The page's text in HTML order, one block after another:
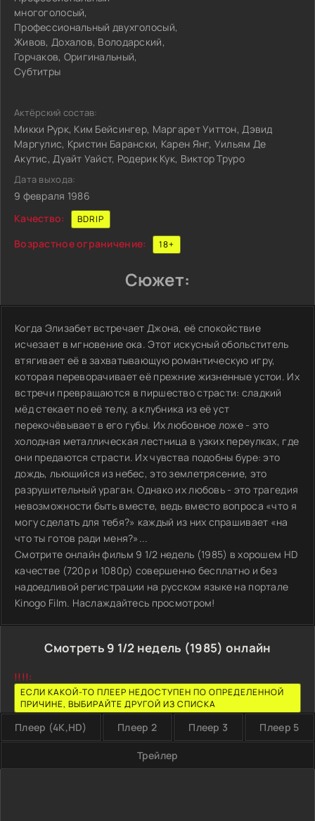
многоголосый,
Профессиональный двухголосый,
Живов, Дохалов, Володарский,
Горчаков, Оригинальный,
Субтитры
Актёрский состав:
Микки Рурк, Ким Бейсингер, Маргарет Уиттон, Дэвид
Маргулис, Кристин Барански, Карен Янг, Уильям Де
Акутис, Дуайт Уайст, Родерик Кук, Виктор Труро
Дата выхода:
9 февраля 1986
Качество:
BDRIP
Возрастное ограничение: 18+
Сюжет:
Когда Элизабет встречает Джона, её спокойствие
исчезает в мгновение ока. Этот искусный обольститель
втягивает её в захватывающую романтическую игру,
которая переворачивает её прежние жизненные устои. Их
встречи превращаются в пиршество страсти: сладкий
мёд стекает по её телу, а клубника из её уст
перекочёвывает в его губы. Их любовное ложе - это
холодная металлическая лестница в узких переулках, где
они предаются страсти. Их чувства подобны буре: это
дождь, льющийся из небес, это землетрясение, это
разрушительный ураган. Однако их любовь - это трагедия
невозможности быть вместе, ведь вместо вопроса «что я
могу сделать для тебя?» каждый из них спрашивает «на
что ты готов ради меня?»...
Смотрите онлайн фильм 9 1/2 недель (1985) в хорошем HD
качестве (720p и 1080p) совершенно бесплатно и без
надоедливой регистрации на русском языке на портале
Kinogo Film. Наслаждайтесь просмотром!
Смотреть 9 1/2 недель (1985) онлайн
!!!!:
ЕСЛИ КАКОЙ-ТО ПЛЕЕР НЕДОСТУПЕН ПО ОПРЕДЕЛЕННОЙ
ПРИЧИНЕ, ВЫБИРАЙТЕ ДРУГОЙ ИЗ СПИСКА
Плеер (4K,HD) Плеер 2 Плеер 3 Плеер 5
Трейлер